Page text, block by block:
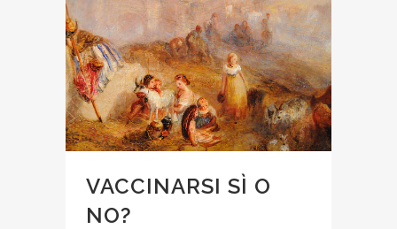
VACCINARSI SÌ O
NO?